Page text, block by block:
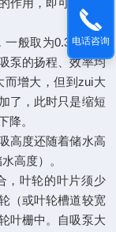
作用，即可以把水
般取为0.3~0.5毫
泵的扬程、效率均
而增大，但到zui大
了，此时只是缩短
降。
高度还随着储水高
高度）。
，叶轮的叶片须少
（或叶轮槽道较宽
叶栅中。自吸泵大
电话咨询